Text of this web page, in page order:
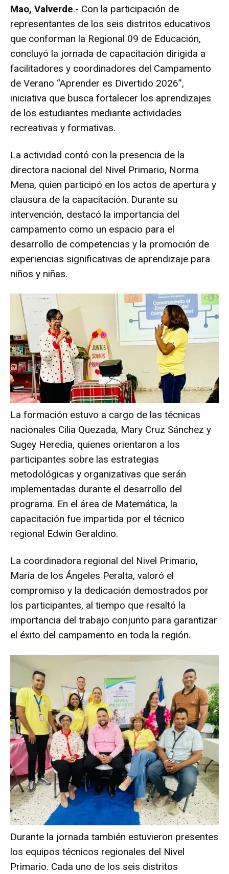
Mao, Valverde.- Con la participación de
representantes de los seis distritos educativos
que conforman la Regional 09 de Educación,
concluyó la jornada de capacitación dirigida a
facilitadores y coordinadores del Campamento
de Verano “Aprender es Divertido 2026”,
iniciativa que busca fortalecer los aprendizajes
de los estudiantes mediante actividades
recreativas y formativas.
La actividad contó con la presencia de la
directora nacional del Nivel Primario, Norma
Mena, quien participó en los actos de apertura y
clausura de la capacitación. Durante su
intervención, destacó la importancia del
campamento como un espacio para el
desarrollo de competencias y la promoción de
experiencias significativas de aprendizaje para
niños y niñas.
La formación estuvo a cargo de las técnicas
nacionales Cilia Quezada, Mary Cruz Sánchez y
Sugey Heredia, quienes orientaron a los
participantes sobre las estrategias
metodológicas y organizativas que serán
implementadas durante el desarrollo del
programa. En el área de Matemática, la
capacitación fue impartida por el técnico
regional Edwin Geraldino.
La coordinadora regional del Nivel Primario,
María de los Ángeles Peralta, valoró el
compromiso y la dedicación demostrados por
los participantes, al tiempo que resaltó la
importancia del trabajo conjunto para garantizar
el éxito del campamento en toda la región.
Durante la jornada también estuvieron presentes
los equipos técnicos regionales del Nivel
Primario. Cada uno de los seis distritos